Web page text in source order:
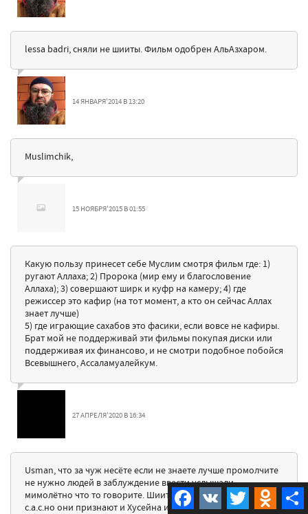
lessa badri, сняли не шииты. Фильм одобрен АльАзхаром.
14 ЯНВАРЯ'2014 В 13:20
Muslimchik,
15 НОЯБРЯ'2015 В 01:55
Какую пользу принесет себе Муслим смотря фильм где: 1)
ругают Аллаха; 2) Пророка (мир ему и благословение
Аллаха); 3) совершают ширк и куфр на камеру; 4) где
режиссер это кафир (на тот момент, а кто он сейчас Аллах
знает лучше)
5) где играющие сахабов это фасики, если вовсе не кафиры.
Брат мой не поддерживай эти фильмы покупая диски или
поддерживая их финансово, и не смотри подобное побойся
Всевышнего, Ассаламуалейкум.
27 АПРЕЛЯ'2020 В 16:34
Usman, что за чуж несёте если не знаете лучше промолчите
не нужно людей в заблуждение ввести услышали
мимолётно что то говорите. Шииты признают Пророка
с.а.с.но они признают и Хусейна и Хасана внуков Пророка.
Facebook
VK Twitter